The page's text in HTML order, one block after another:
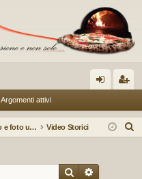
in riv
Argomenti attivi
Video e foto utili (selezione a cura di Pere153) Video Storici
Cerca